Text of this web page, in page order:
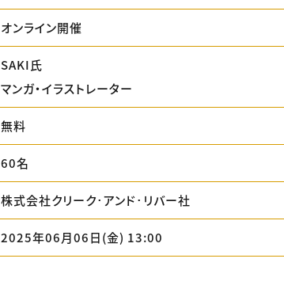
オンライン開催
SAKI氏
マンガ・イラストレーター
無料
60名
株式会社クリーク･アンド･リバー社
2025年06月06日(金) 13:00